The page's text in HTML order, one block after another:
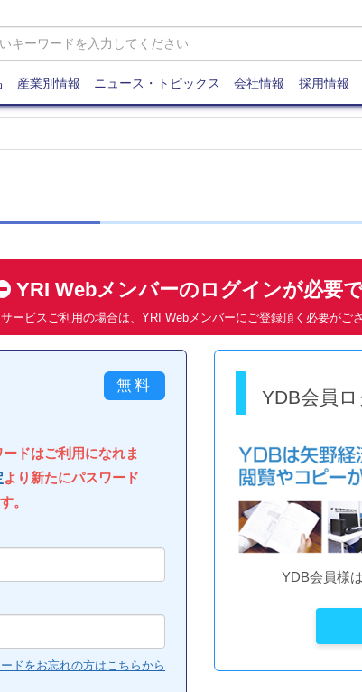
産業別情報 ニュース・トピックス 会社情報 採用情報
YRI Webメンバーのログインが必要
ービスご利用の場合は、YRI Webメンバーにご登録頂く必要がござ
ドはご利用になれま
より新たにパスワード
。
ドをお忘れの方はこちらから
YDB会員
YDB会員様